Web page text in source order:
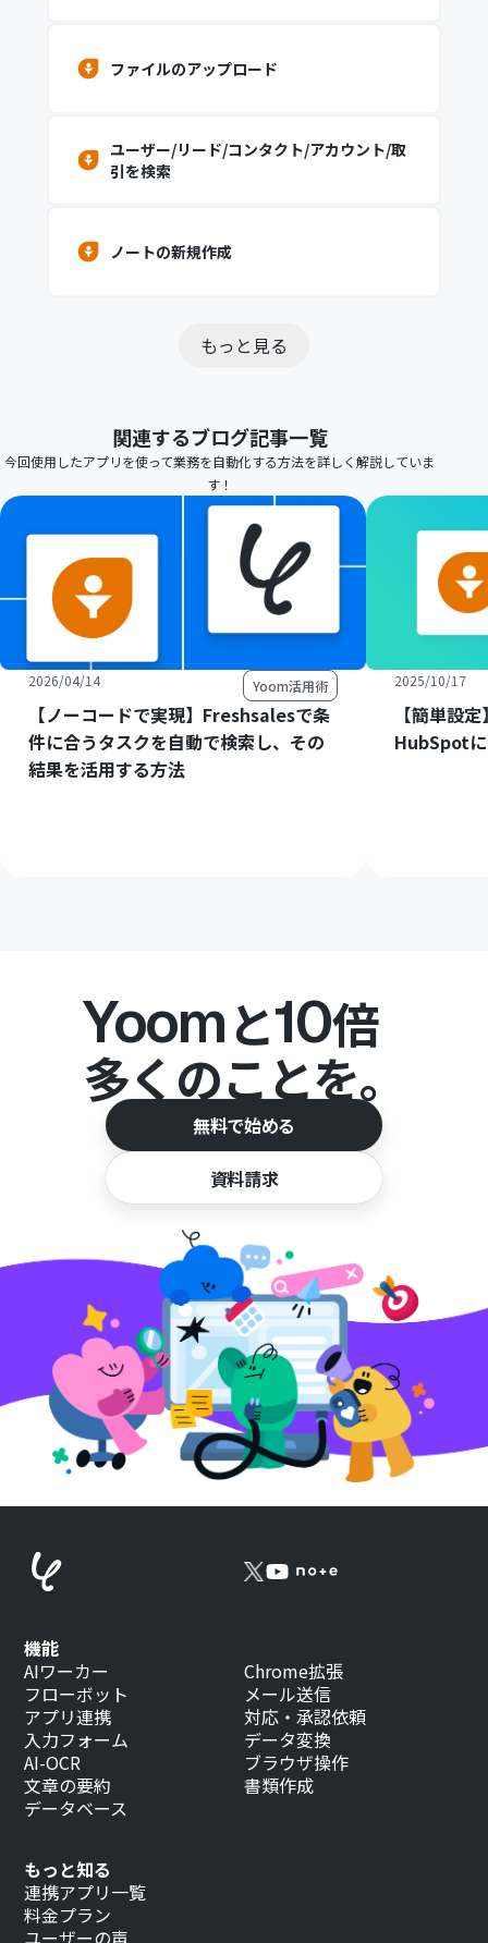
ファイルのアップロード
ユーザー/リード/コンタクト/アカウント/取
引を検索
ノートの新規作成
もっと見る
関連するブログ記事一覧
今回使用したアプリを使って業務を自動化する方法を詳しく解説していま
す！
2026/04/14 Yoom活用術
【ノーコードで実現】Freshsalesで条
件に合うタスクを自動で検索し、その
結果を活用する方法
2025/10/17
【簡単設
HubSpot
Yoomと10倍
多くのことを。
無料で始める
資料請求
もっと知る
連携アプリ一覧
料金プラン
ユーザーの声
機能
AIワーカー
フローボット
アプリ連携
入力フォーム
AI-OCR
文章の要約
データベース
Chrome拡張
メール送信
対応・承認依頼
データ変換
ブラウザ操作
書類作成